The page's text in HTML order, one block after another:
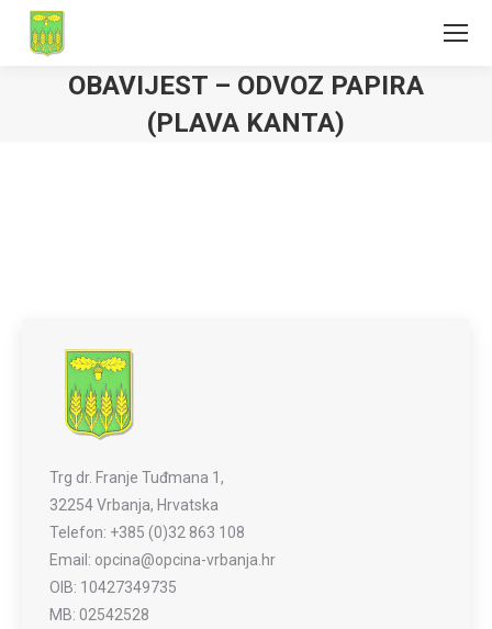
OBAVIJEST – ODVOZ PAPIRA
(PLAVA KANTA)
Trg dr. Franje Tuđmana 1,
32254 Vrbanja, Hrvatska
Telefon: +385 (0)32 863 108
Email: opcina@opcina-vrbanja.hr
OIB: 10427349735
MB: 02542528